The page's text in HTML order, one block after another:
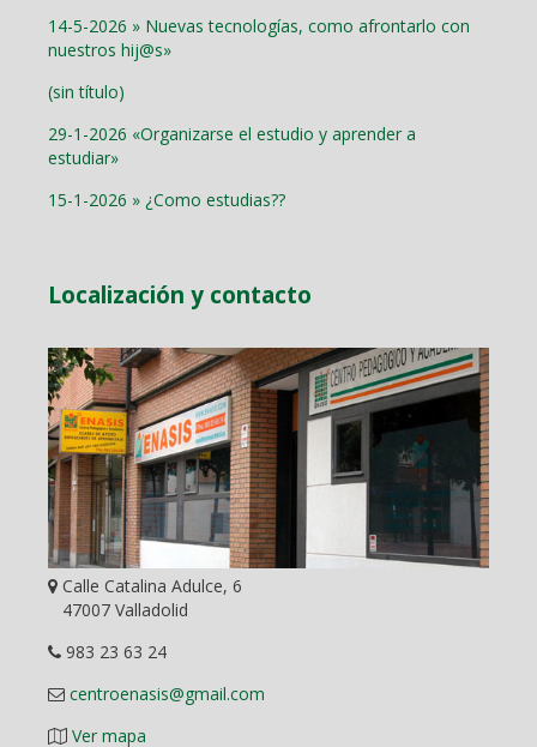
14-5-2026 » Nuevas tecnologías, como afrontarlo con
nuestros hij@s»
(sin título)
29-1-2026 «Organizarse el estudio y aprender a
estudiar»
15-1-2026 » ¿Como estudias??
Localización y contacto
Calle Catalina Adulce, 6
47007 Valladolid
983 23 63 24
centroenasis@gmail.com
Ver mapa